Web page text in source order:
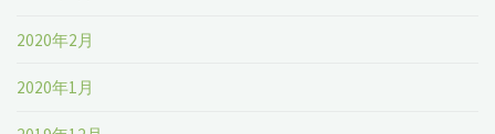
2020年2月
2020年1月